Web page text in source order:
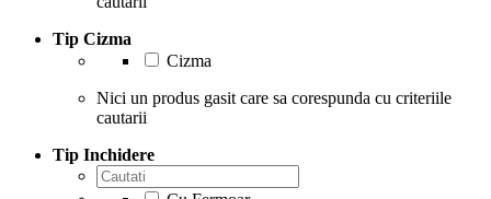
Tip Cizma
Cizma
Nici un produs gasit care sa corespunda cu criteriile
cautarii
Tip Inchidere